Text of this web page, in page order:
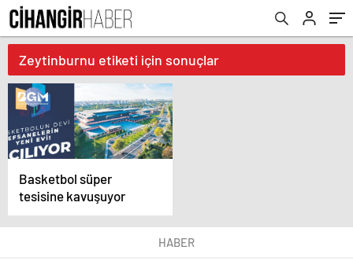
Zeytinburnu etiketi için sonuçlar
Basketbol süper
tesisine kavuşuyor
HABER